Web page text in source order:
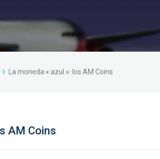
La moneda « azul »: los AM Coins
AM Coins